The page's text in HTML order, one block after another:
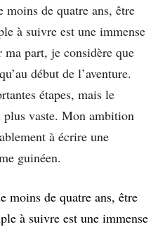
moins de quatre ans, être
à suivre est une immense
part, je considère que
début de l’aventure.
étapes, mais le
vaste. Mon ambition
à écrire une
guinéen.
moins de quatre ans, être
à suivre est une immense